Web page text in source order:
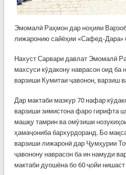
Эмомалӣ Раҳмон дар ноҳияи
лижаронию сайёҳии «Сафед-Дара»
Нахуст Сарвари давлат Эмомалӣ
махсуси кӯдакону наврасон оид ба
варзиши Кумитаи ҷавонон, варзиш
Дар мактаби мазкур 70 нафар
варзиши зимистона фаро гирифта
машқу тамрин ва омӯзиши
ҳамаҷониба бархурдоранд. Бо
варзиши лижаронӣ дар Ҷумҳурии
ҷавонону наврасон ба ин намуди
мактаби дуошёна бо 60 ҷойи